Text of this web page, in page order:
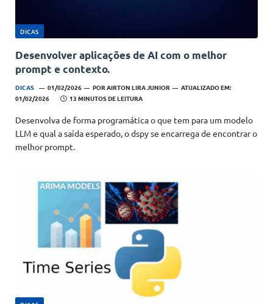
DICAS
Desenvolver aplicações de AI com o melhor
prompt e contexto.
DICAS 01/02/2026 PORAIRTON LIRA JUNIOR
ATUALIZADO EM:
01/02/2026
13 MINUTOS DE LEITURA
Desenvolva de forma programática o que tem para um modelo
LLM e qual a saída esperado, o dspy se encarrega de encontrar o
melhor prompt.